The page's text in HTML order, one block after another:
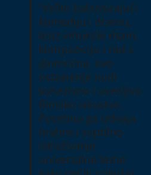
“Vešto balansirajući
komediju i dramu,
kroz vrhunski ritam,
kompoziciju i rad s
glumcima, ovo
ostvarenje nudi
kohezivno i uverljivo
filmsko iskustvo.
Posebno ga izdvaja
hrabro i suptilno
istraživanje
univerzalne teme